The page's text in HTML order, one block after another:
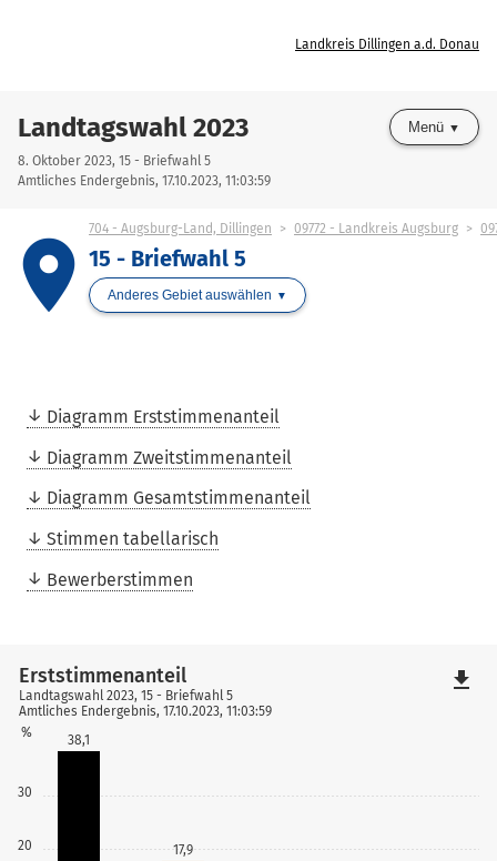
Landkreis Dillingen a.d. Donau
Landtagswahl 2023
8. Oktober 2023, 15 - Briefwahl 5
Amtliches Endergebnis, 17.10.2023, 11:03:59
Menü
place
704 - Augsburg-Land, Dillingen 09772 - Landkreis Augsburg
15 - Briefwahl 5
Anderes Gebiet auswählen
Diagramm Erststimmenanteil
Diagramm Zweitstimmenanteil
Diagramm Gesamtstimmenanteil
Stimmen tabellarisch
Bewerberstimmen
20
30
%
38,1
17,9
Erststimmenanteil
Landtagswahl 2023, 15 - Briefwahl 5
Amtliches Endergebnis, 17.10.2023, 11:03:59
file_download